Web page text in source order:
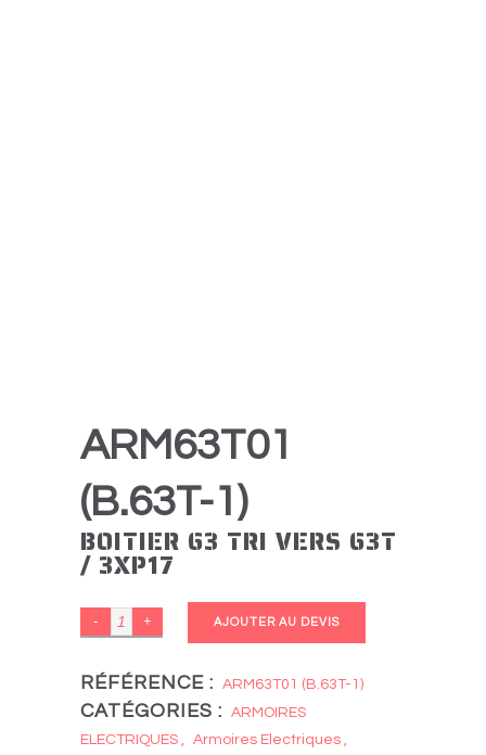
ARM63T01
(B.63T-1)
BOITIER 63 TRI VERS 63T
/ 3XP17
BOITIER
Tri
vers
63T
AJOUTER AU DEVIS
RÉFÉRENCE : ARM63T01 (B.63T-1)
CATÉGORIES :
ARMOIRES
ELECTRIQUES , Armoires Electriques ,